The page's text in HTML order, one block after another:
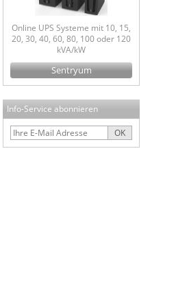
Online UPS Systeme mit 10, 15,
20, 30, 40, 60, 80, 100 oder 120
kVA/kW
Sentryum
Info-Service abonnieren
OK